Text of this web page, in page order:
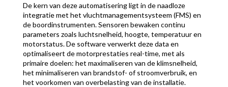
De kern van deze automatisering ligt in de naadloze
integratie met het vluchtmanagementsysteem (FMS) en
de boordinstrumenten. Sensoren bewaken continu
parameters zoals luchtsnelheid, hoogte, temperatuur en
motorstatus. De software verwerkt deze data en
optimaliseert de motorprestaties real-time, met als
primaire doelen: het maximaliseren van de klimsnelheid,
het minimaliseren van brandstof- of stroomverbruik, en
het voorkomen van overbelasting van de installatie.